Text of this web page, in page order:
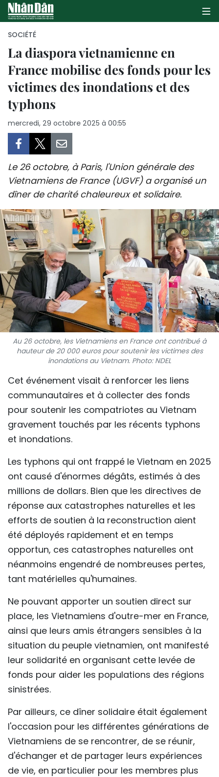
PAGE D'ACCUEIL
POLITIQUE
CULTURE
TOURISME
ENVIRONNEMENT
SPORT
FRANCOPHONIE
PAYS NATAL
INTERNATIONAL
MÉGASTORIE
INFOGRAPHIE
VIDÉO
À PROPOS DU "PEUPLE"
ENGLISH
中文
РУССКИЙ
ESPAÑOL
SOCIÉTÉ
La diaspora vietnamienne en
France mobilise des fonds pour les
victimes des inondations et des
typhons
mercredi, 29 octobre 2025 à 00:55
Le 26 octobre, à Paris, l'Union générale des
Vietnamiens de France (UGVF) a organisé un
dîner de charité chaleureux et solidaire.
Au 26 octobre, les Vietnamiens en France ont contribué à
hauteur de 20 000 euros pour soutenir les victimes des
inondations au Vietnam. Photo: NDEL
Cet événement visait à renforcer les liens
communautaires et à collecter des fonds
pour soutenir les compatriotes au Vietnam
gravement touchés par les récents typhons
et inondations.
Les typhons qui ont frappé le Vietnam en 2025
ont causé d'énormes dégâts, estimés à des
millions de dollars. Bien que les directives de
réponse aux catastrophes naturelles et les
efforts de soutien à la reconstruction aient
été déployés rapidement et en temps
opportun, ces catastrophes naturelles ont
néanmoins engendré de nombreuses pertes,
tant matérielles qu'humaines.
Ne pouvant apporter un soutien direct sur
place, les Vietnamiens d'outre-mer en France,
ainsi que leurs amis étrangers sensibles à la
situation du peuple vietnamien, ont manifesté
leur solidarité en organisant cette levée de
fonds pour aider les populations des régions
sinistrées.
Par ailleurs, ce dîner solidaire était également
l'occasion pour les différentes générations de
Vietnamiens de se rencontrer, de se réunir,
d'échanger et de partager leurs expériences
de vie, en particulier pour les membres plus